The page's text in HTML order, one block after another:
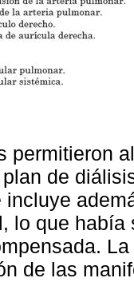
permitieron
de
incluye
lo que
de las